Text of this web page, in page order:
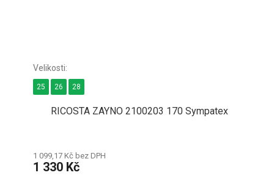
RICOSTA ZAYNO 2100203 170 Sympatex
1 099,17 Kč bez DPH
1 330 Kč
25 26 28